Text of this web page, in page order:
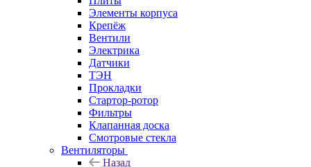
Элементы корпуса
Крепёж
Вентили
Электрика
Датчики
ТЭН
Прокладки
Стартор-ротор
Фильтры
Клапанная доска
Смотровые стекла
Вентиляторы
Назад